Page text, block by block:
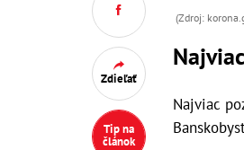
Zdieľať
Tip na
článok
(Zdroj:
Najviac